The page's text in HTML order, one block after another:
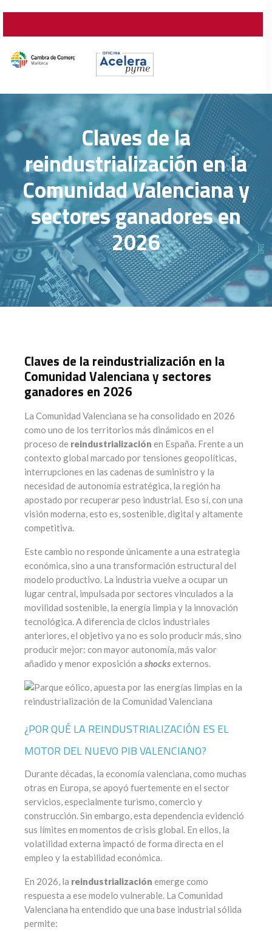
Claves de la
reindustrialización en la
Comunidad Valenciana y
sectores ganadores en
2026
Claves de la reindustrialización en la
Comunidad Valenciana y sectores
ganadores en 2026
La Comunidad Valenciana se ha consolidado en 2026
como uno de los territorios más dinámicos en el
proceso de reindustrialización en España. Frente a un
contexto global marcado por tensiones geopolíticas,
interrupciones en las cadenas de suministro y la
necesidad de autonomía estratégica, la región ha
apostado por recuperar peso industrial. Eso sí, con una
visión moderna, esto es, sostenible, digital y altamente
competitiva.
Este cambio no responde únicamente a una estrategia
económica, sino a una transformación estructural del
modelo productivo. La industria vuelve a ocupar un
lugar central, impulsada por sectores vinculados a la
movilidad sostenible, la energía limpia y la innovación
tecnológica. A diferencia de ciclos industriales
anteriores, el objetivo ya no es solo producir más, sino
producir mejor: con mayor autonomía, más valor
añadido y menor exposición a shocksexternos.
¿POR QUÉ LA REINDUSTRIALIZACIÓN ES EL
MOTOR DEL NUEVO PIB VALENCIANO?
Durante décadas, la economía valenciana, como muchas
otras en Europa, se apoyó fuertemente en el sector
servicios, especialmente turismo, comercio y
construcción. Sin embargo, esta dependencia evidenció
sus límites en momentos de crisis global. En ellos, la
volatilidad externa impactó de forma directa en el
empleo y la estabilidad económica.
En 2026, la reindustrialización emerge como
respuesta a ese modelo vulnerable. La Comunidad
Valenciana ha entendido que una base industrial sólida
permite: